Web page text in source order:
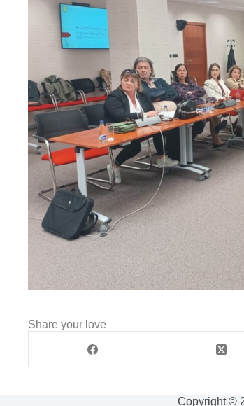
Share your love
Copyright ©